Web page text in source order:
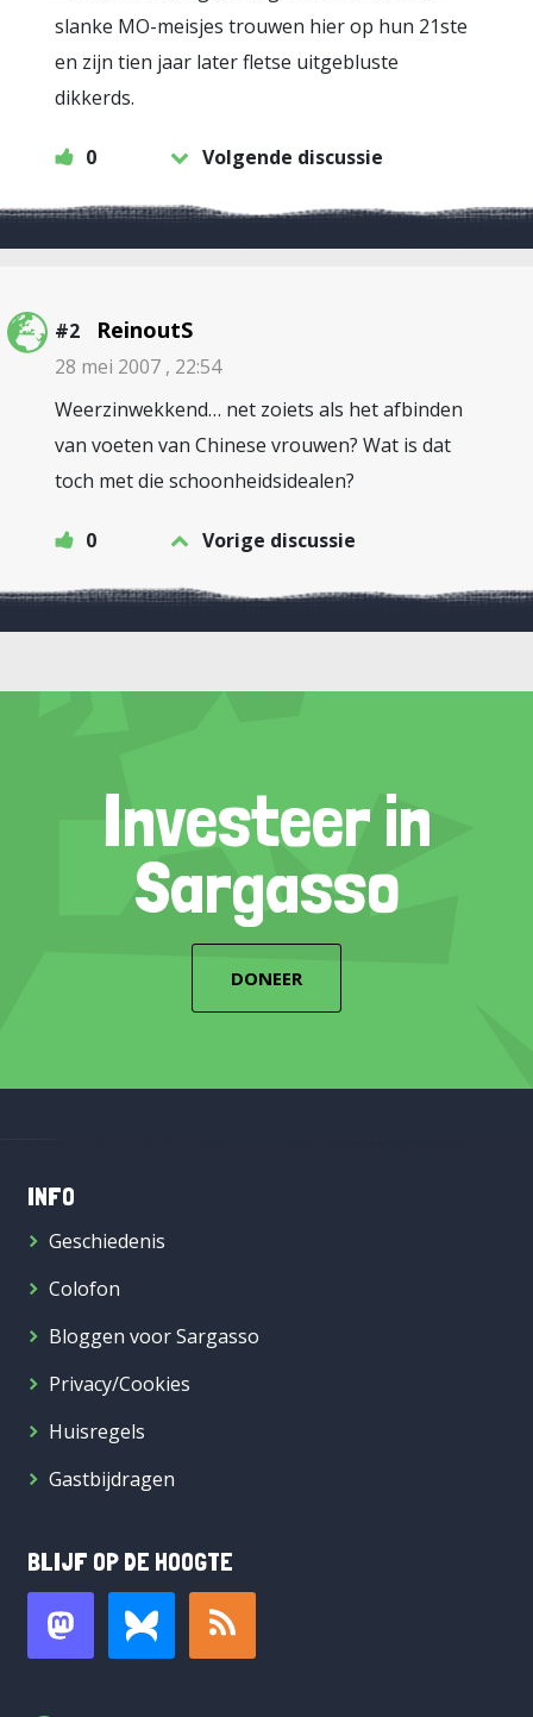
slanke MO-meisjes trouwen hier op hun 21ste
en zijn tien jaar later fletse uitgebluste
dikkerds.
0 Volgende discussie
#2 ReinoutS
28 mei 2007 , 22:54
Weerzinwekkend… net zoiets als het afbinden
van voeten van Chinese vrouwen? Wat is dat
toch met die schoonheidsidealen?
0 Vorige discussie
Investeer in
Sargasso
DONEER
INFO
Geschiedenis
Colofon
Bloggen voor Sargasso
Privacy/Cookies
Huisregels
Gastbijdragen
BLIJF OP DE HOOGTE